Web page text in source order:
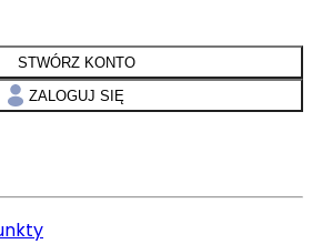
STWÓRZ KONTO
ZALOGUJ SIĘ